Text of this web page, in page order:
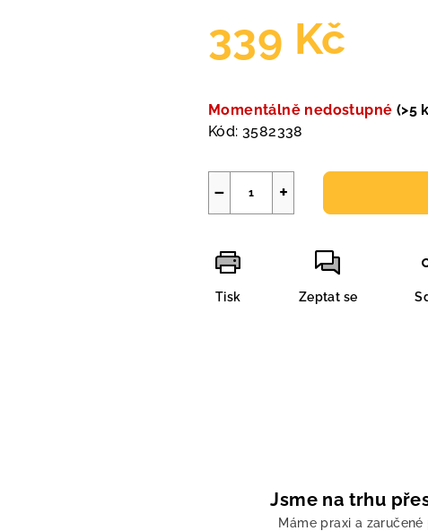
339 Kč
cena:
Momentálně nedostupné (>5
Kód: 3582338
+
−
Tisk Zeptat se
Jsme na trhu
Máme praxi a